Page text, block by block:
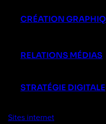
CRÉATION
RELATIONS MÉDIAS
STRATÉGIE DIGITALE
Sites internet